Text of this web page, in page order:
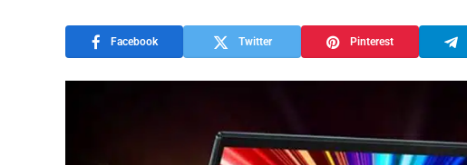
Facebook Twitter Pinterest